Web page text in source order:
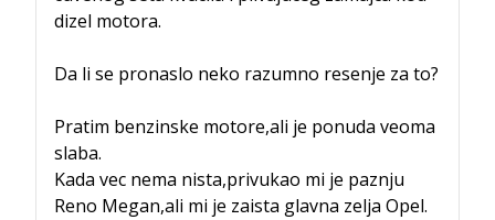
dizel motora.
Da li se pronaslo neko razumno resenje za to?
Pratim benzinske motore,ali je ponuda veoma
slaba.
Kada vec nema nista,privukao mi je paznju
Reno Megan,ali mi je zaista glavna zelja Opel.